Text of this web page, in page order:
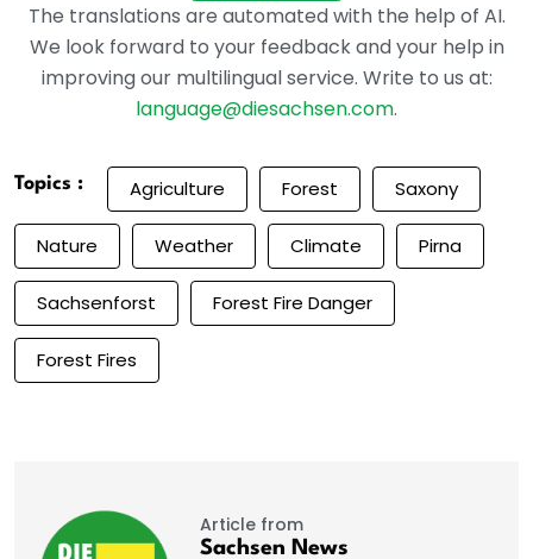
The translations are automated with the help of AI.
We look forward to your feedback and your help in
improving our multilingual service. Write to us at:
language@diesachsen.com.
Topics : Agriculture Forest Saxony
Nature Weather Climate Pirna
Sachsenforst Forest Fire Danger
Forest Fires
Article from
Sachsen News